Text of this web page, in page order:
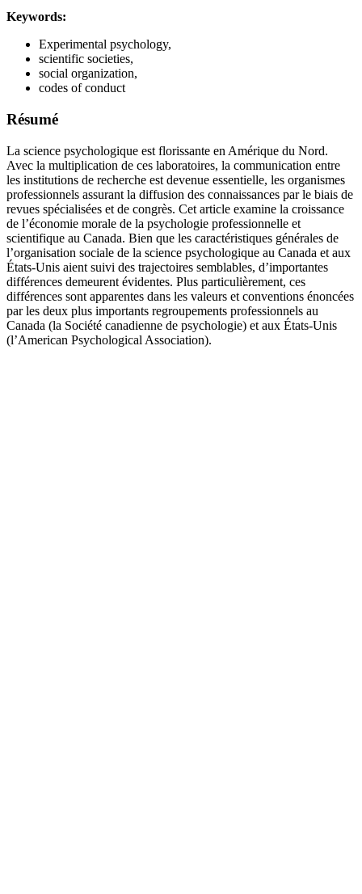
Keywords:
Experimental psychology,
scientific societies,
social organization,
codes of conduct
Résumé
La science psychologique est florissante en Amérique du Nord.
Avec la multiplication de ces laboratoires, la communication entre
les institutions de recherche est devenue essentielle, les organismes
professionnels assurant la diffusion des connaissances par le biais de
revues spécialisées et de congrès. Cet article examine la croissance
de l’économie morale de la psychologie professionnelle et
scientifique au Canada. Bien que les caractéristiques générales de
l’organisation sociale de la science psychologique au Canada et aux
États-Unis aient suivi des trajectoires semblables, d’importantes
différences demeurent évidentes. Plus particulièrement, ces
différences sont apparentes dans les valeurs et conventions énoncées
par les deux plus importants regroupements professionnels au
Canada (la Société canadienne de psychologie) et aux États-Unis
(l’American Psychological Association).